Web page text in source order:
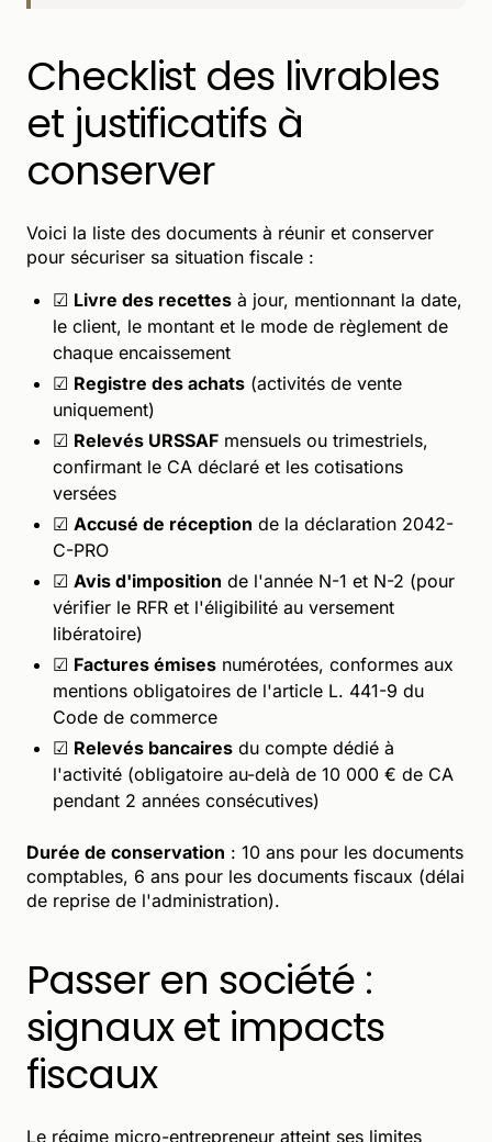
Checklist des livrables
et justificatifs à
conserver
Voici la liste des documents à réunir et conserver
pour sécuriser sa situation fiscale :
☑ Livre des recettes à jour, mentionnant la date,
le client, le montant et le mode de règlement de
chaque encaissement
☑ Registre des achats (activités de vente
uniquement)
☑ Relevés URSSAF mensuels ou trimestriels,
confirmant le CA déclaré et les cotisations
versées
☑ Accusé de réception de la déclaration 2042-
C-PRO
☑ Avis d'imposition de l'année N-1 et N-2 (pour
vérifier le RFR et l'éligibilité au versement
libératoire)
☑ Factures émises numérotées, conformes aux
mentions obligatoires de l'article L. 441-9 du
Code de commerce
☑ Relevés bancaires du compte dédié à
l'activité (obligatoire au-delà de 10 000 € de CA
pendant 2 années consécutives)
Durée de conservation : 10 ans pour les documents
comptables, 6 ans pour les documents fiscaux (délai
de reprise de l'administration).
Passer en société :
signaux et impacts
fiscaux
Le régime micro-entrepreneur atteint ses limites